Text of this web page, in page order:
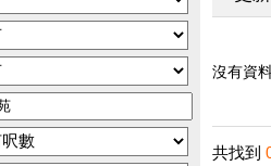
沒有資料
共找到